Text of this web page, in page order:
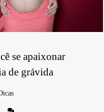
se apaixonar
de grávida